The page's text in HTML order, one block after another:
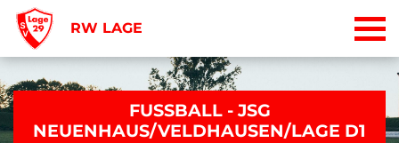
RW LAGE
FUSSBALL - JSG
NEUENHAUS/VELDHAUSEN/LAGE D1